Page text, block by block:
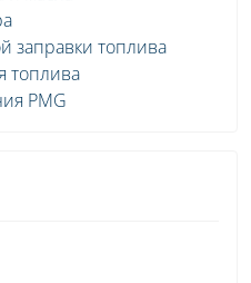
заправки топлива
топлива
PMG